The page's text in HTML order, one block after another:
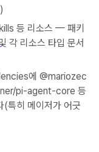
등 리소스 — 패키
각 리소스 타입 문서
에 @mariozec
pi-agent-core 등
(특히 메이저가 어긋